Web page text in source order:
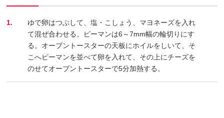
1.
ゆで卵はつぶして、塩・こしょう、マヨネーズを入れ
て混ぜ合わせる。ピーマンは6～7mm幅の輪切りにす
る。オーブントースターの天板にホイルをしいて、そ
こへピーマンを並べて卵を入れて、その上にチーズを
のせてオーブントースターで5分加熱する。